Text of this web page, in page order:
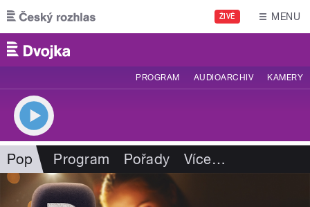
Přejít k hlavnímu obsahu
ŽIVĚ MENU
PROGRAM AUDIOARCHIV KAMERY
Pop Program Pořady Více…